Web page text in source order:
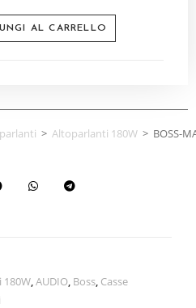
AL CARRELLO
> Altoparlanti 180W > BOSS-
,AUDIO, Boss, Casse